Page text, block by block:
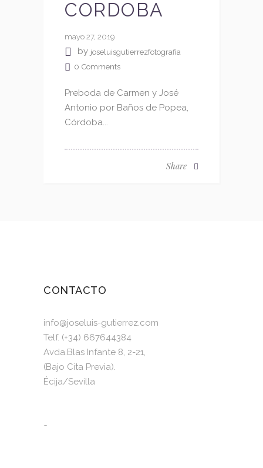
CORDOBA
mayo 27, 2019
by joseluisgutierrezfotografia
0 Comments
Preboda de Carmen y José
Antonio por Baños de Popea,
Córdoba...
Share
CONTACTO
info@joseluis-gutierrez.com
Telf. (+34) 667644384
Avda.Blas Infante 8, 2-21,
(Bajo Cita Previa).
Écija/Sevilla
…